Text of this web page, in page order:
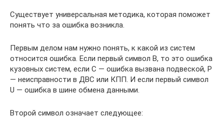
Существует универсальная методика, которая поможет
понять что за ошибка возникла.
Первым делом нам нужно понять, к какой из систем
относится ошибка. Если первый символ B, то это ошибка
кузовных систем, если C — ошибка вызвана подвеской, P
— неисправности в ДВС или КПП. И если первый символ
U — ошибка в шине обмена данными.
Второй символ означает следующее: